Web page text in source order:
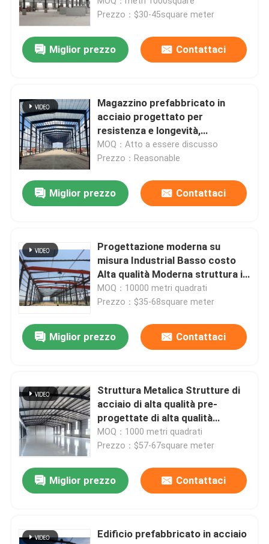
Giro della fabbrica
Contattici
Richieda una citazione
Magazzino di acciaio prefabbricato
Pannello a sandwich di lana di roccia
Magazzino d'acciaio prefabbricato
Pannello a sandwich acustico
strutture modulari in acciaio
Pannelli di rivestimento del metallo
Bobina della lamiera di acciaio
Camera pieghevole del contenitore
e grandi volumi di stoccaggio
Prezzo：$30-45square meter
Miglior prezzo Contattaci
Magazzino prefabbricato in
acciaio progettato per
resistenza e longevità,
garantendo l&#39;utilizzo dello
spazio e una facile capacità di
MOQ：Atto a essere discusso
Prezzo：Reasonable
Miglior prezzo Contattaci
Progettazione moderna su
misura Industrial Basso costo
Alta qualità Moderna struttura in
acciaio di dimensioni
personalizzate Costruzione per
MOQ：10000 metri quadrati
Prezzo：$35-68square meter
Miglior prezzo Contattaci
Struttura Metalica Strutture di
acciaio di alta qualità pre-
progettate di alta qualità
Laboratorio Prefabbricato
Magazzino Edificio Metallico
Ferro Fabbricazione Strutturale
Hangar Arena Sport
MOQ：1000 metri quadrati
Prezzo：$57-67square meter
Miglior prezzo Contattaci
Edificio prefabbricato in acciaio